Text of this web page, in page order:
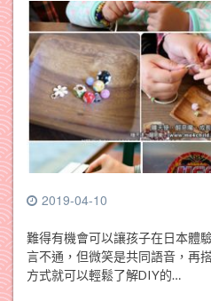
2019-04-10
難得有機會可以讓孩子在日本體
言不通，但微笑是共同語音，再
方式就可以輕鬆了解DIY的…